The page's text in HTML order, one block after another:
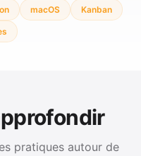
macOS Kanban
pratiques autour de